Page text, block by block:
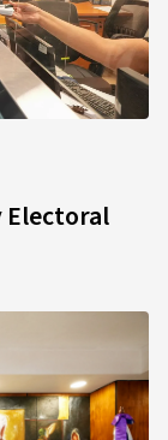
Electoral